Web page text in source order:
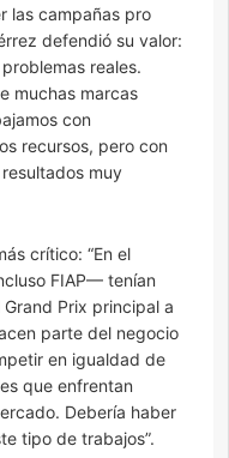
las campañas pro
defendió su valor:
reales.
muchas marcas
con
recursos, pero con
muy
crítico: “En el
FIAP— tenían
Prix principal a
parte del negocio
en igualdad de
que enfrentan
Debería haber
tipo de trabajos”.